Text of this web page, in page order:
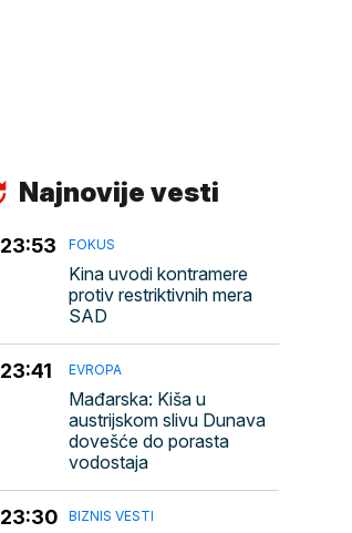
Najnovije vesti
FOKUS
Kina uvodi kontramere
protiv restriktivnih mera
SAD
23:53
EVROPA
Mađarska: Kiša u
austrijskom slivu Dunava
dovešće do porasta
vodostaja
23:41
BIZNIS VESTI
23:30